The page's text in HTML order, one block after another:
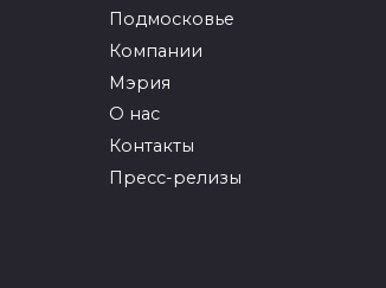
Подмосковье
Компании
Мэрия
О нас
Контакты
Пресс-релизы